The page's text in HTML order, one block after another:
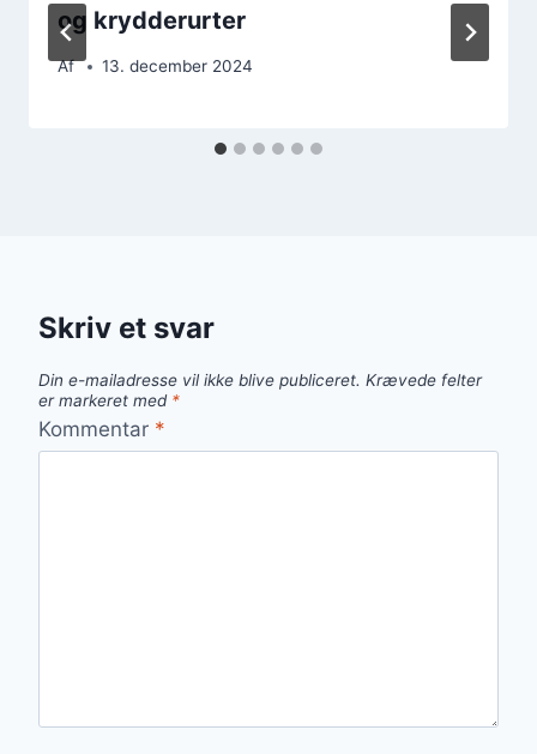
og krydderurter
Af 13. december 2024
Skriv et svar
Din e-mailadresse vil ikke blive publiceret. Krævede felter
er markeret med *
Kommentar *